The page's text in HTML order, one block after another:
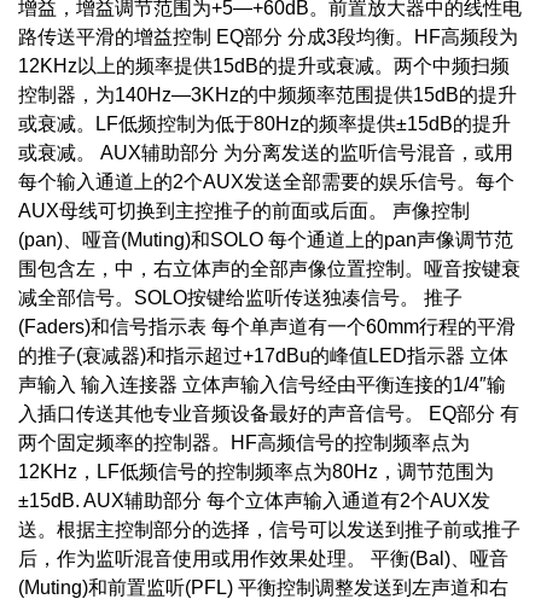
增益，增益调节范围为+5—+60dB。前置放大器中的线性电
路传送平滑的增益控制 EQ部分 分成3段均衡。HF高频段为
12KHz以上的频率提供15dB的提升或衰减。两个中频扫频
控制器，为140Hz—3KHz的中频频率范围提供15dB的提升
或衰减。LF低频控制为低于80Hz的频率提供±15dB的提升
或衰减。 AUX辅助部分 为分离发送的监听信号混音，或用
每个输入通道上的2个AUX发送全部需要的娱乐信号。每个
AUX母线可切换到主控推子的前面或后面。 声像控制
(pan)、哑音(Muting)和SOLO 每个通道上的pan声像调节范
围包含左，中，右立体声的全部声像位置控制。哑音按键衰
减全部信号。SOLO按键给监听传送独凑信号。 推子
(Faders)和信号指示表 每个单声道有一个60mm行程的平滑
的推子(衰减器)和指示超过+17dBu的峰值LED指示器 立体
声输入 输入连接器 立体声输入信号经由平衡连接的1/4″输
入插口传送其他专业音频设备最好的声音信号。 EQ部分 有
两个固定频率的控制器。HF高频信号的控制频率点为
12KHz，LF低频信号的控制频率点为80Hz，调节范围为
±15dB. AUX辅助部分 每个立体声输入通道有2个AUX发
送。根据主控制部分的选择，信号可以发送到推子前或推子
后，作为监听混音使用或用作效果处理。 平衡(Bal)、哑音
(Muting)和前置监听(PFL) 平衡控制调整发送到左声道和右